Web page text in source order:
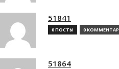
51841
0 ПОСТЫ 0
51864